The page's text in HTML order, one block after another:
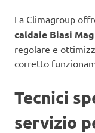
La Climagroup
caldaie Biasi
regolare e
corretto
Tecnici
servizio